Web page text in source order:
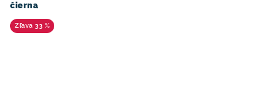
čierna
33 %